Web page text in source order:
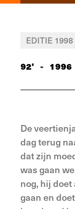
EDITIE 1998
92' - 1996
De
dag terug
dat zijn
was gaan
nog, hij
gaan en